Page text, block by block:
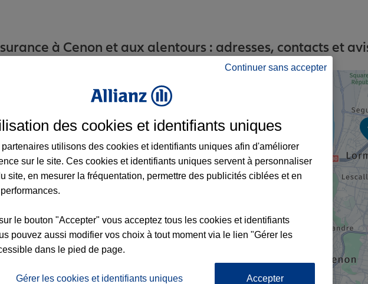
à Cenon et aux alentours : adresses, contacts et
x2
Continuer sans accepter
des cookies et identifiants uniques
partenaires utilisons des cookies et identifiants uniques afin d'améliorer
sur le site. Ces cookies et identifiants uniques servent à personnaliser
site, en mesurer la fréquentation, permettre des publicités ciblées et en
le bouton "Accepter" vous acceptez tous les cookies et identifiants
pouvez aussi modifier vos choix à tout moment via le lien "Gérer les
dans le pied de page.
Gérer les cookies et identifiants uniques Accepter